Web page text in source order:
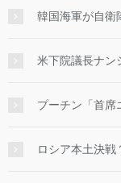
韓国海軍が自
米下院議長ナ
プーチン「首
ロシア本土決